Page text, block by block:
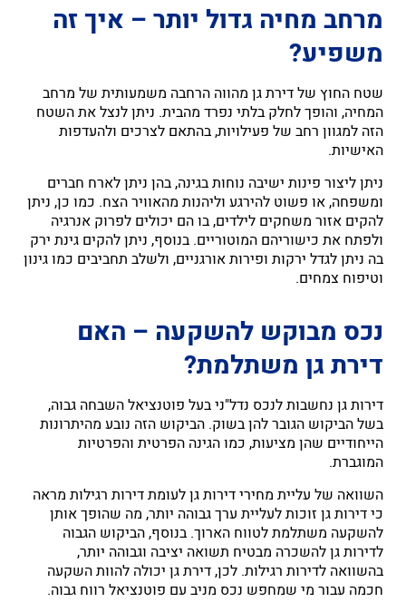
מרחב מחיה גדול יותר – איך זה
משפיע?
שטח החוץ של דירת גן מהווה הרחבה משמעותית של מרחב
המחיה, והופך לחלק בלתי נפרד מהבית. ניתן לנצל את השטח
הזה למגוון רחב של פעילויות, בהתאם לצרכים ולהעדפות
האישיות.
ניתן ליצור פינות ישיבה נוחות בגינה, בהן ניתן לארח חברים
ומשפחה, או פשוט להירגע וליהנות מהאוויר הצח. כמו כן, ניתן
להקים אזור משחקים לילדים, בו הם יכולים לפרוק אנרגיה
ולפתח את כישוריהם המוטוריים. בנוסף, ניתן להקים גינת ירק
בה ניתן לגדל ירקות ופירות אורגניים, ולשלב תחביבים כמו גינון
וטיפוח צמחים.
נכס מבוקש להשקעה – האם
דירת גן משתלמת?
דירות גן נחשבות לנכס נדל"ני בעל פוטנציאל השבחה גבוה,
בשל הביקוש הגובר להן בשוק. הביקוש הזה נובע מהיתרונות
הייחודיים שהן מציעות, כמו הגינה הפרטית והפרטיות
המוגברת.
השוואה של עליית מחירי דירות גן לעומת דירות רגילות מראה
כי דירות גן זוכות לעליית ערך גבוהה יותר, מה שהופך אותן
להשקעה משתלמת לטווח הארוך. בנוסף, הביקוש הגבוה
לדירות גן להשכרה מבטיח תשואה יציבה וגבוהה יותר,
בהשוואה לדירות רגילות. לכן, דירת גן יכולה להוות השקעה
חכמה עבור מי שמחפש נכס מניב עם פוטנציאל רווח גבוה.